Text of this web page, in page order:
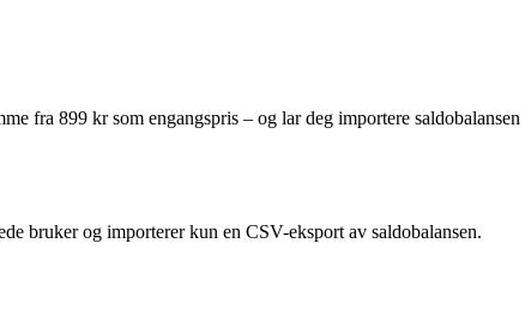
fra 899 kr som engangspris – og lar deg importere saldobalansen
bruker og importerer kun en CSV-eksport av saldobalansen.